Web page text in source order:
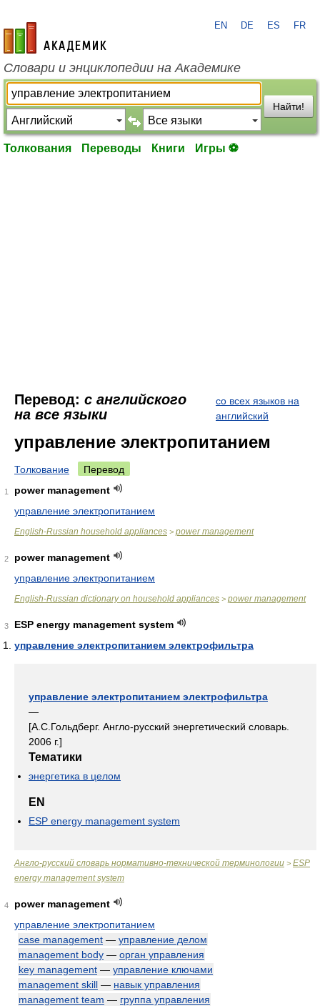
academic.ru
EN DE ES FR
Словари и энциклопедии на Академике
Найти!
Толкования Переводы Книги Игры ⚽
Перевод: с английского
на все языки
со всех языков на
английский
управление электропитанием
Толкование Перевод
1
power management
управление электропитанием
English-Russian household appliances > power management
2
power management
управление электропитанием
English-Russian dictionary on household appliances > power management
3
ESP energy management system
управление электропитанием электрофильтра
управление электропитанием электрофильтра
—
[А.С.Гольдберг. Англо-русский энергетический словарь.
2006 г.]
Тематики
энергетика в целом
EN
ESP energy management system
Англо-русский словарь нормативно-технической терминологии > ESP
energy management system
4
power management
управление электропитанием
case management — управление делом
management body — орган управления
key management — управление ключами
management skill — навык управления
management team — группа управления